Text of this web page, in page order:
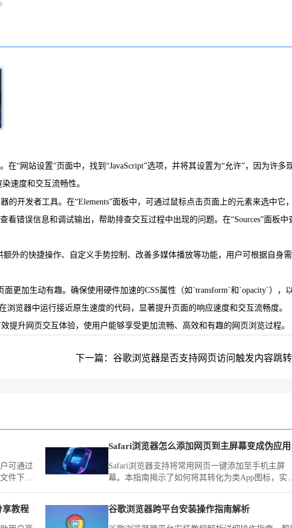
“网站设置”页面中，找到“JavaScript”选项，并将其设置为“允许”，因为许多
速度和交互流畅性。
的开发者工具。在“Elements”面板中，可通过鼠标点击页面上的元素来选中它
错误信息和调试输出，帮助排查交互过程中出现的问题。在“Sources”面板中
外的快捷操作、自定义手势控制、改善多媒体播放等功能，用户可根据自身
更加生动有趣。确保使用硬件加速的CSS属性（如`transform`和`opacity`），
浏览器中运行接近原生速度的代码，显著提升页面的响应速度和交互流畅度。
提升网页交互体验，使用户能够享受更加流畅、高效和有趣的网页浏览过程。
下一篇：谷歌浏览器是否支持网页访问触发内容跳
可通过
件下
Safari浏览器怎么添加网页到主屏幕变成伪应用
Safari浏览器支持将常用网页一键添加至手机主屏
幕。本指南揭示了如何将其转化为类App图标，实
享教程 谷歌浏览器跨平台安装操作指南解析